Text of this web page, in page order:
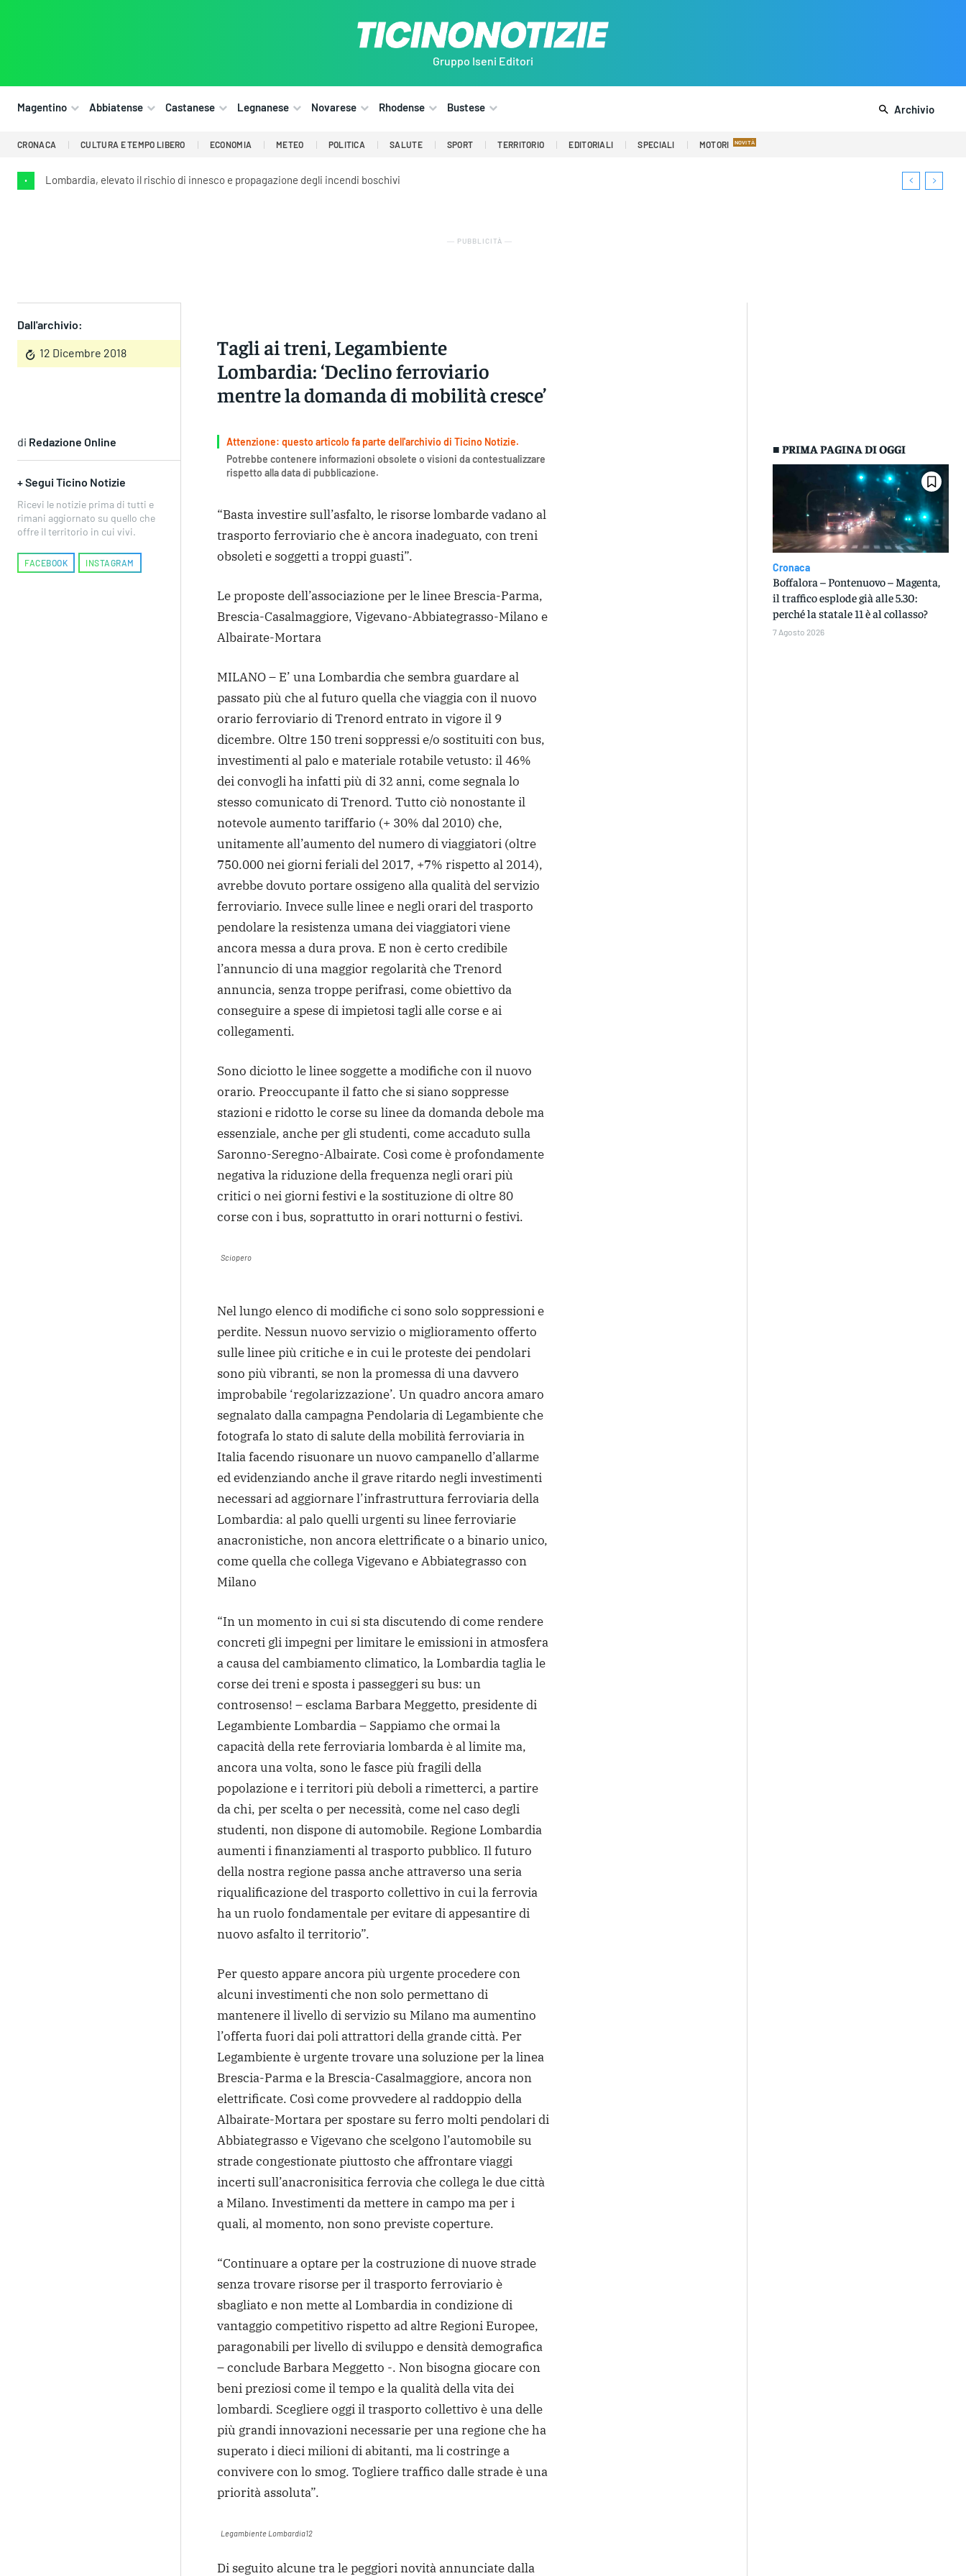
Gruppo Iseni Editori
Magentino Abbiatense Castanese Legnanese Novarese Rhodense Bustese Archivio
CRONACA CULTURA E TEMPO LIBERO ECONOMIA METEO POLITICA SALUTE SPORT TERRITORIO EDITORIALI SPECIALI MOTORI
• Lombardia, elevato il rischio di innesco e propagazione degli incendi boschivi
― PUBBLICITÀ ―
Dall'archivio:
12 Dicembre 2018
Tagli ai treni, Legambiente
Lombardia: ‘Declino ferroviario
mentre la domanda di mobilità cresce’
di Redazione Online
+ Segui Ticino Notizie
Ricevi le notizie prima di tutti e
rimani aggiornato su quello che
offre il territorio in cui vivi.
FACEBOOK INSTAGRAM
Attenzione: questo articolo fa parte dell'archivio di Ticino Notizie.
Potrebbe contenere informazioni obsolete o visioni da contestualizzare
rispetto alla data di pubblicazione.
“Basta investire sull’asfalto, le risorse lombarde vadano al
trasporto ferroviario che è ancora inadeguato, con treni
obsoleti e soggetti a troppi guasti”.
Le proposte dell’associazione per le linee Brescia-Parma,
Brescia-Casalmaggiore, Vigevano-Abbiategrasso-Milano e
Albairate-Mortara
MILANO – E’ una Lombardia che sembra guardare al
passato più che al futuro quella che viaggia con il nuovo
orario ferroviario di Trenord entrato in vigore il 9
dicembre. Oltre 150 treni soppressi e/o sostituiti con bus,
investimenti al palo e materiale rotabile vetusto: il 46%
dei convogli ha infatti più di 32 anni, come segnala lo
stesso comunicato di Trenord. Tutto ciò nonostante il
notevole aumento tariffario (+ 30% dal 2010) che,
unitamente all’aumento del numero di viaggiatori (oltre
750.000 nei giorni feriali del 2017, +7% rispetto al 2014),
avrebbe dovuto portare ossigeno alla qualità del servizio
ferroviario. Invece sulle linee e negli orari del trasporto
pendolare la resistenza umana dei viaggiatori viene
ancora messa a dura prova. E non è certo credibile
l’annuncio di una maggior regolarità che Trenord
annuncia, senza troppe perifrasi, come obiettivo da
conseguire a spese di impietosi tagli alle corse e ai
collegamenti.
Sono diciotto le linee soggette a modifiche con il nuovo
orario. Preoccupante il fatto che si siano soppresse
stazioni e ridotto le corse su linee da domanda debole ma
essenziale, anche per gli studenti, come accaduto sulla
Saronno-Seregno-Albairate. Così come è profondamente
negativa la riduzione della frequenza negli orari più
critici o nei giorni festivi e la sostituzione di oltre 80
corse con i bus, soprattutto in orari notturni o festivi.
Sciopero
Nel lungo elenco di modifiche ci sono solo soppressioni e
perdite. Nessun nuovo servizio o miglioramento offerto
sulle linee più critiche e in cui le proteste dei pendolari
sono più vibranti, se non la promessa di una davvero
improbabile ‘regolarizzazione’. Un quadro ancora amaro
segnalato dalla campagna Pendolaria di Legambiente che
fotografa lo stato di salute della mobilità ferroviaria in
Italia facendo risuonare un nuovo campanello d’allarme
ed evidenziando anche il grave ritardo negli investimenti
necessari ad aggiornare l’infrastruttura ferroviaria della
Lombardia: al palo quelli urgenti su linee ferroviarie
anacronistiche, non ancora elettrificate o a binario unico,
come quella che collega Vigevano e Abbiategrasso con
Milano
“In un momento in cui si sta discutendo di come rendere
concreti gli impegni per limitare le emissioni in atmosfera
a causa del cambiamento climatico, la Lombardia taglia le
corse dei treni e sposta i passeggeri su bus: un
controsenso! – esclama Barbara Meggetto, presidente di
Legambiente Lombardia – Sappiamo che ormai la
capacità della rete ferroviaria lombarda è al limite ma,
ancora una volta, sono le fasce più fragili della
popolazione e i territori più deboli a rimetterci, a partire
da chi, per scelta o per necessità, come nel caso degli
studenti, non dispone di automobile. Regione Lombardia
aumenti i finanziamenti al trasporto pubblico. Il futuro
della nostra regione passa anche attraverso una seria
riqualificazione del trasporto collettivo in cui la ferrovia
ha un ruolo fondamentale per evitare di appesantire di
nuovo asfalto il territorio”.
Per questo appare ancora più urgente procedere con
alcuni investimenti che non solo permettano di
mantenere il livello di servizio su Milano ma aumentino
l’offerta fuori dai poli attrattori della grande città. Per
Legambiente è urgente trovare una soluzione per la linea
Brescia-Parma e la Brescia-Casalmaggiore, ancora non
elettrificate. Così come provvedere al raddoppio della
Albairate-Mortara per spostare su ferro molti pendolari di
Abbiategrasso e Vigevano che scelgono l’automobile su
strade congestionate piuttosto che affrontare viaggi
incerti sull’anacronisitica ferrovia che collega le due città
a Milano. Investimenti da mettere in campo ma per i
quali, al momento, non sono previste coperture.
“Continuare a optare per la costruzione di nuove strade
senza trovare risorse per il trasporto ferroviario è
sbagliato e non mette al Lombardia in condizione di
vantaggio competitivo rispetto ad altre Regioni Europee,
paragonabili per livello di sviluppo e densità demografica
– conclude Barbara Meggetto -. Non bisogna giocare con
beni preziosi come il tempo e la qualità della vita dei
lombardi. Scegliere oggi il trasporto collettivo è una delle
più grandi innovazioni necessarie per una regione che ha
superato i dieci milioni di abitanti, ma li costringe a
convivere con lo smog. Togliere traffico dalle strade è una
priorità assoluta”.
Legambiente Lombardia12
Di seguito alcune tra le peggiori novità annunciate dalla
■ PRIMA PAGINA DI OGGI
Cronaca
Boffalora – Pontenuovo – Magenta,
il traffico esplode già alle 5.30:
perché la statale 11 è al collasso?
7 Agosto 2026